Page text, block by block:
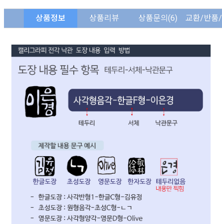
상품정보 상품리뷰 상품문의(6) 교환/반품